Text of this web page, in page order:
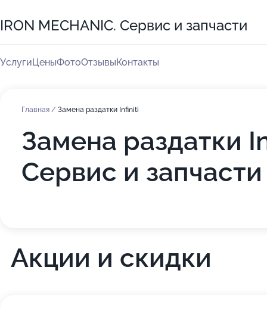
IRON MECHANIC. Сервис и запчасти
УслугиЦеныФотоОтзывыКонтакты
Главная / Замена раздатки Infiniti
Замена раздатки
Сервис и запчасти
Акции и скидки